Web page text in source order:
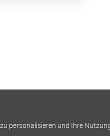
personalisieren und Ihre